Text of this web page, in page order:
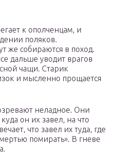
к ополченцам, и
поляков.
же собираются в поход.
дальше уводит врагов
чащи. Старик
и мысленно прощается
неладное. Они
он их завел, на что
что завел их туда, где
помирать». В гневе